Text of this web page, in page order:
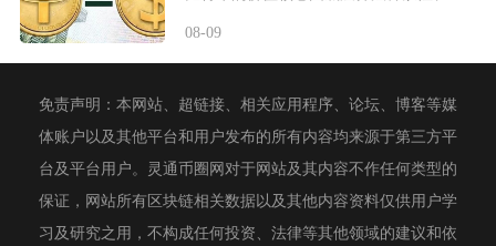
08-09
免责声明：本网站、超链接、相关应用程序、论坛、博客等媒
体账户以及其他平台和用户发布的所有内容均来源于第三方平
台及平台用户。灵通币圈网对于网站及其内容不作任何类型的
保证，网站所有区块链相关数据以及其他内容资料仅供用户学
习及研究之用，不构成任何投资、法律等其他领域的建议和依